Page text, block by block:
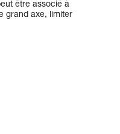
être associé à
grand axe, limiter